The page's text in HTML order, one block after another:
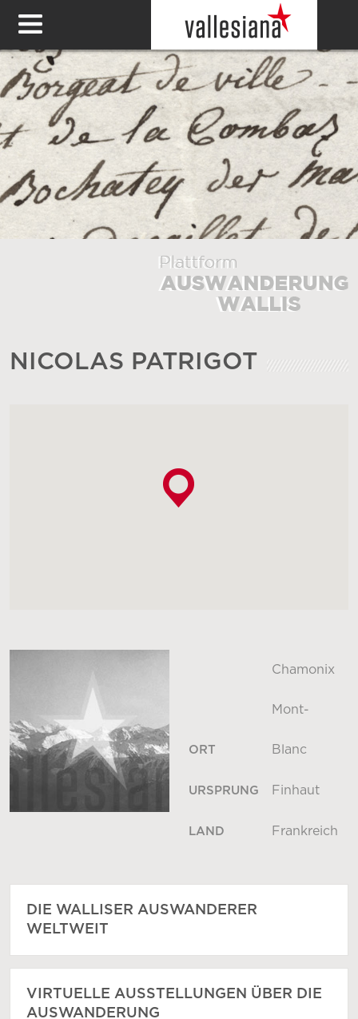
NICOLAS PATRIGOT
ORT
Chamonix
Mont-
Blanc
URSPRUNG Finhaut
LAND Frankreich
DIE WALLISER AUSWANDERER
WELTWEIT
VIRTUELLE AUSSTELLUNGEN ÜBER DIE
AUSWANDERUNG